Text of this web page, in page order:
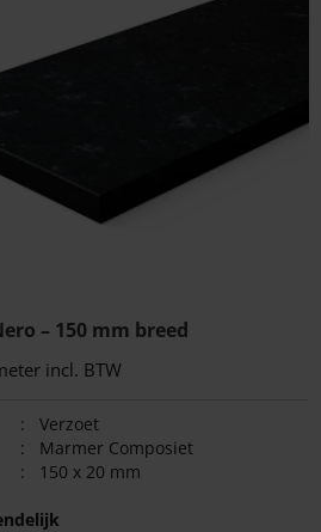
– 150 mm breed
incl. BTW
:
Verzoet
:
Marmer Composiet
: 150 x 20 mm